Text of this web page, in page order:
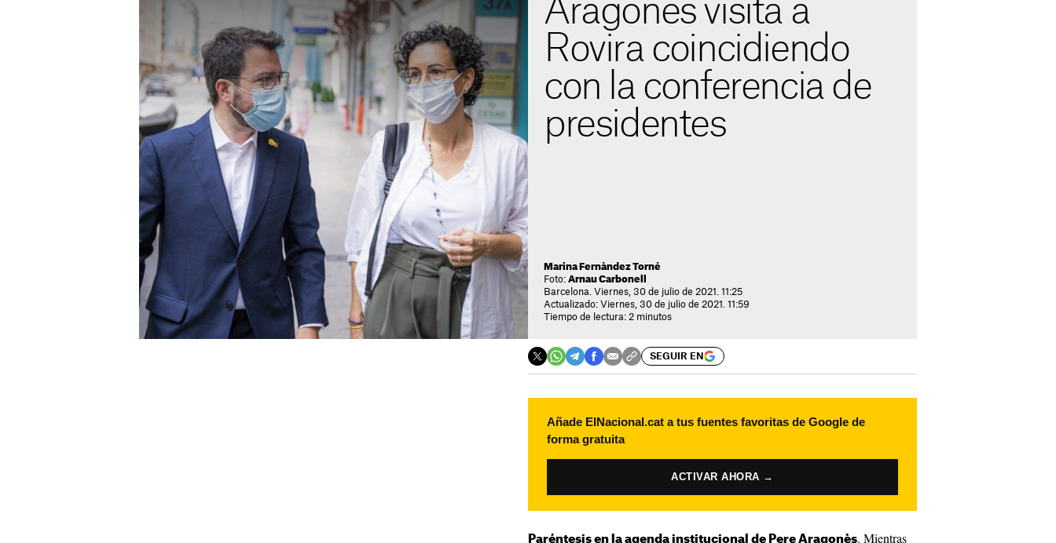
Aragonès visita a
Rovira coincidiendo
con la conferencia de
presidentes
Marina Fernàndez Torné
Foto: Arnau Carbonell
Barcelona. Viernes, 30 de julio de 2021. 11:25
Actualizado: Viernes, 30 de julio de 2021. 11:59
Tiempo de lectura: 2 minutos
SEGUIR EN
Añade ElNacional.cat a tus fuentes favoritas de Google de
forma gratuita
ACTIVAR AHORA →
Paréntesis en la agenda institucional de Pere Aragonès. Mientras